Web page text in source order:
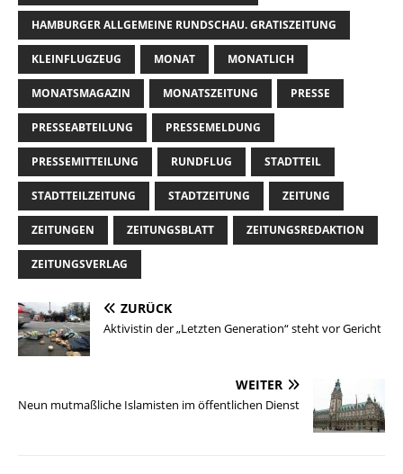
HAMBURGER ALLGEMEINE RUNDSCHAU. GRATISZEITUNG
KLEINFLUGZEUG MONAT MONATLICH
MONATSMAGAZIN MONATSZEITUNG PRESSE
PRESSEABTEILUNG PRESSEMELDUNG
PRESSEMITTEILUNG RUNDFLUG STADTTEIL
STADTTEILZEITUNG STADTZEITUNG ZEITUNG
ZEITUNGEN ZEITUNGSBLATT ZEITUNGSREDAKTION
ZEITUNGSVERLAG
ZURÜCK
Aktivistin der „Letzten Generation“ steht vor Gericht
WEITER
Neun mutmaßliche Islamisten im öffentlichen Dienst